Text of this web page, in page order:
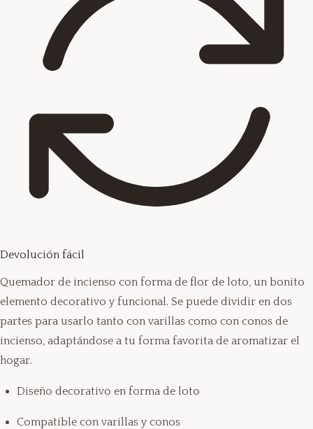
Devolución fácil
Quemador de incienso con forma de flor de loto, un bonito
elemento decorativo y funcional. Se puede dividir en dos
partes para usarlo tanto con varillas como con conos de
incienso, adaptándose a tu forma favorita de aromatizar el
hogar.
Diseño decorativo en forma de loto
Compatible con varillas y conos